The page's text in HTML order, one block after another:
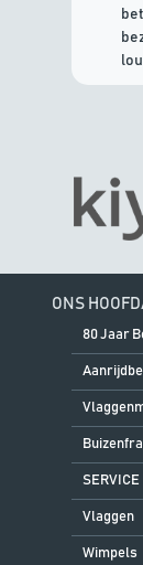
ONS
80 Jaar
SERVICE
Vlaggen
Wimpels